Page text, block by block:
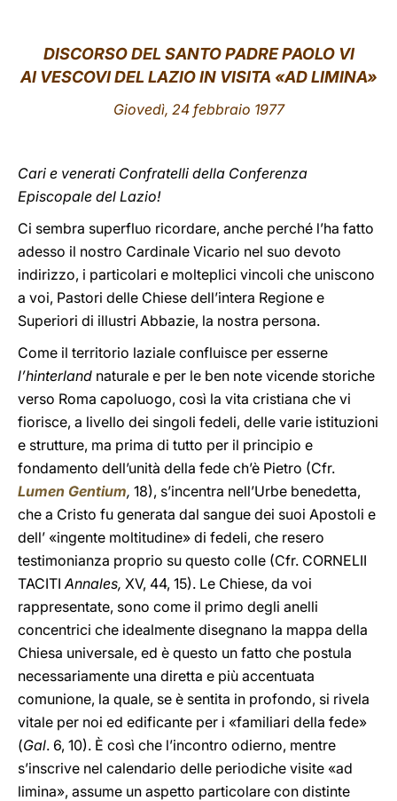
DISCORSO DEL SANTO PADRE PAOLO VI
AI VESCOVI DEL LAZIO IN VISITA «AD LIMINA»
Giovedì, 24 febbraio 1977
Cari e venerati Confratelli della Conferenza
Episcopale del Lazio!
Ci sembra superfluo ricordare, anche perché l’ha fatto
adesso il nostro Cardinale Vicario nel suo devoto
indirizzo, i particolari e molteplici vincoli che uniscono
a voi, Pastori delle Chiese dell’intera Regione e
Superiori di illustri Abbazie, la nostra persona.
Come il territorio laziale confluisce per esserne
l’hinterland naturale e per le ben note vicende storiche
verso Roma capoluogo, così la vita cristiana che vi
fiorisce, a livello dei singoli fedeli, delle varie istituzioni
e strutture, ma prima di tutto per il principio e
fondamento dell’unità della fede ch’è Pietro (Cfr.
Lumen Gentium, 18), s’incentra nell’Urbe benedetta,
che a Cristo fu generata dal sangue dei suoi Apostoli e
dell’ «ingente moltitudine» di fedeli, che resero
testimonianza proprio su questo colle (Cfr. CORNELII
TACITI Annales, XV, 44, 15). Le Chiese, da voi
rappresentate, sono come il primo degli anelli
concentrici che idealmente disegnano la mappa della
Chiesa universale, ed è questo un fatto che postula
necessariamente una diretta e più accentuata
comunione, la quale, se è sentita in profondo, si rivela
vitale per noi ed edificante per i «familiari della fede»
(Gal. 6, 10). È così che l’incontro odierno, mentre
s’inscrive nel calendario delle periodiche visite «ad
limina», assume un aspetto particolare con distinte